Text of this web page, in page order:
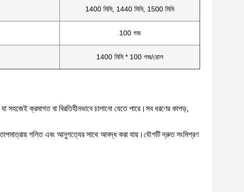
1400 মিমি, 1440 মিমি, 1500 মিমি
100 গজ
1400 মিমি * 100 গজ/রোল
সহজেই ক্রমাগত বা বিরতিহীনভাবে চালানো যেতে পারে।সব ধরণের কাপড়,
তাপমাত্রায় গলিত এবং আনুগত্যের সাথে আবদ্ধ করা যায়।যৌগটি দ্রুত সংমিশ্রণ